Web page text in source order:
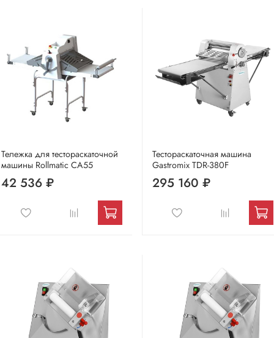
Тележка для тестораскаточной
машины Rollmatic CA55
42 536 ₽
Тестораскаточная машина
Gastromix TDR-380F
295 160 ₽